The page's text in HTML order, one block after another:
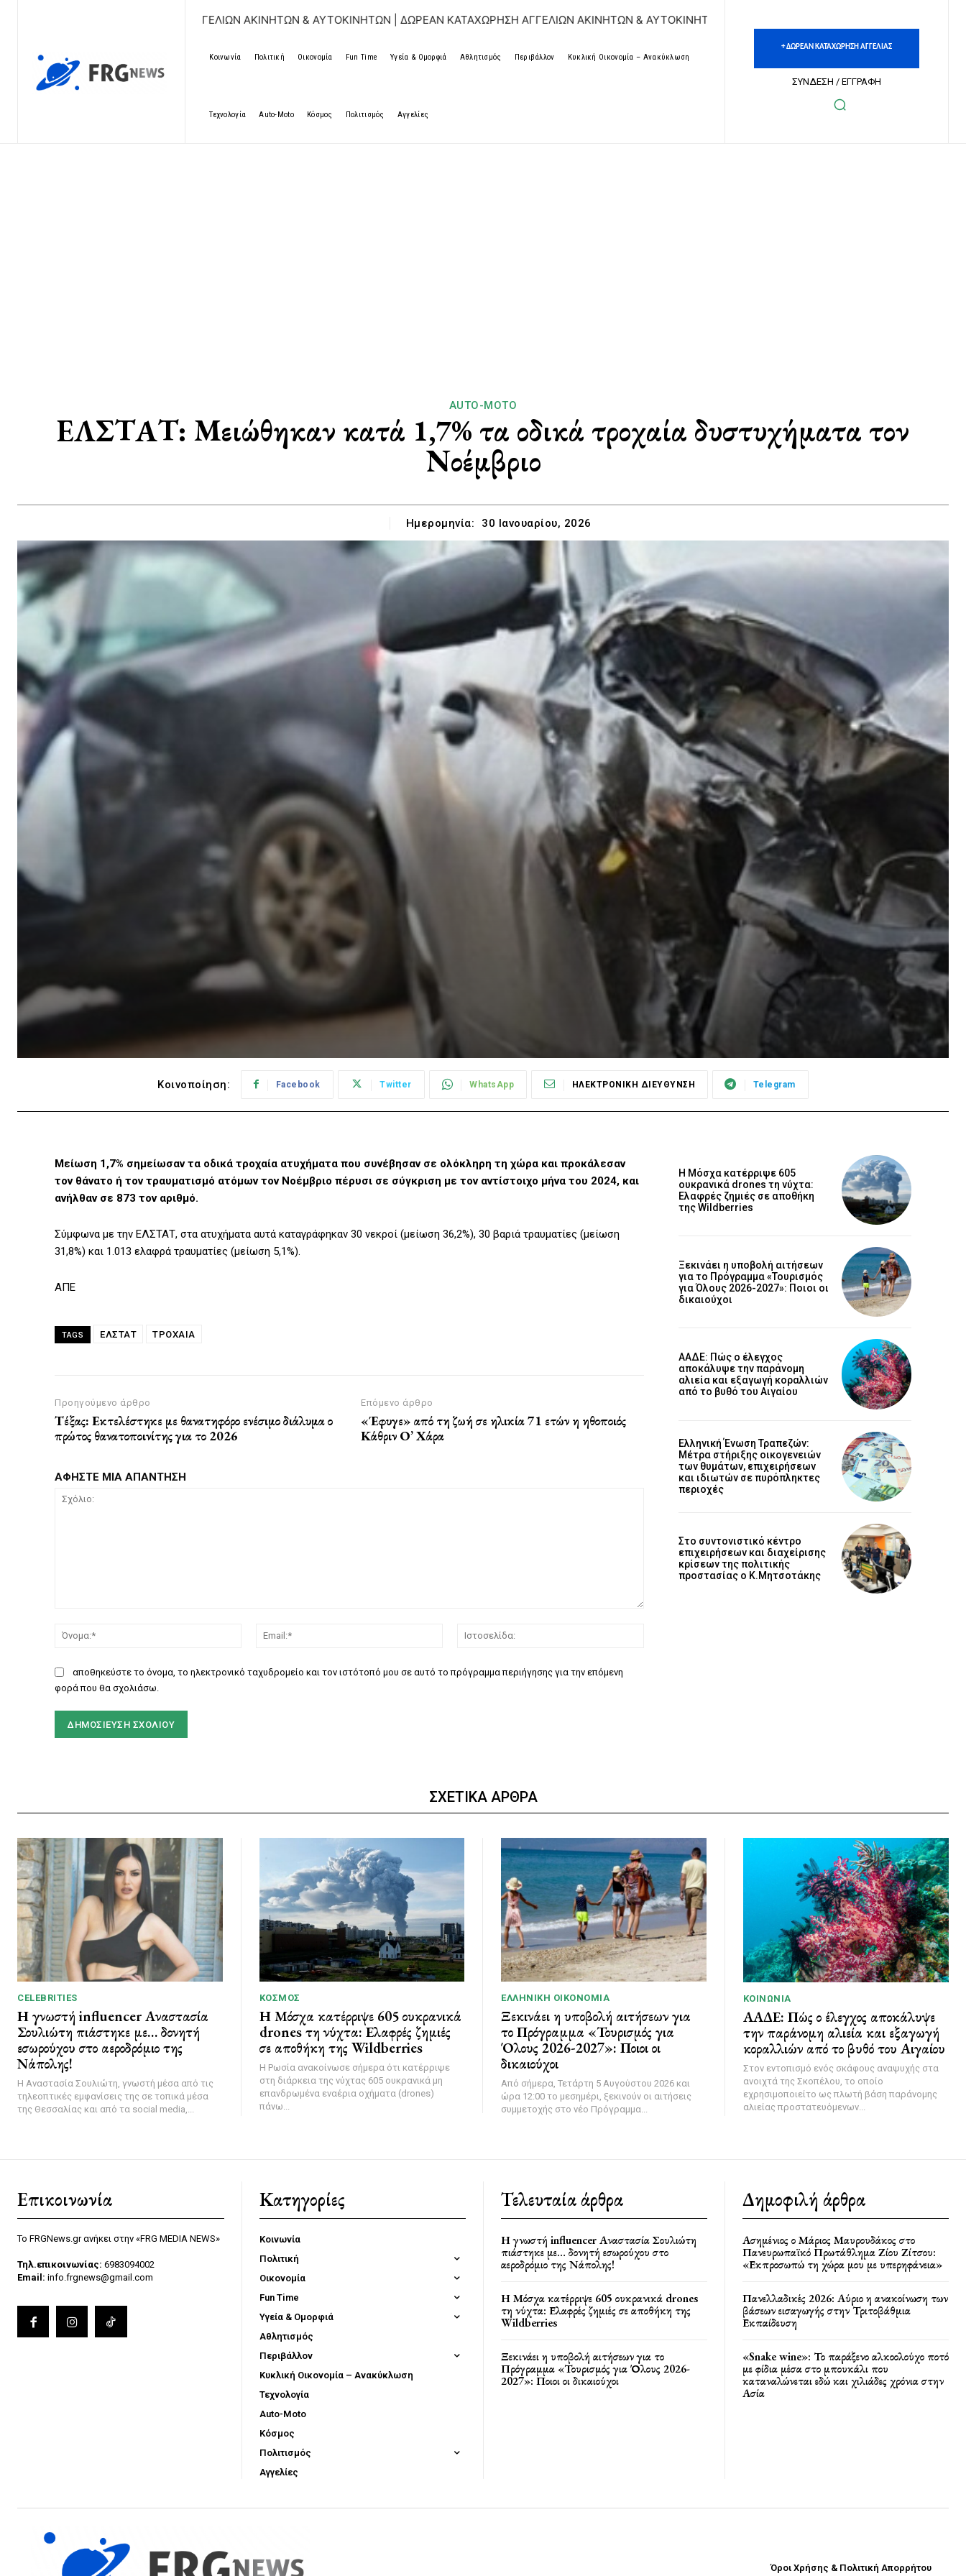
ΔΩΡΕΑΝ ΚΑΤΑΧΩΡΗΣΗ ΑΓΓΕΛΙΩΝ ΑΚΙΝΗΤΩΝ & ΑΥΤΟΚΙΝΗΤΩΝ | ΔΩΡΕΑΝ ΚΑΤΑΧΩΡΗΣΗ ΑΓΓΕΛΙΩΝ ΑΚΙΝΗΤΩΝ & ΑΥΤΟΚΙΝΗΤΩΝ | ΔΩΡΕΑΝ ΚΑΤΑΧΩΡΗΣΗ ΑΓΓΕΛΙΩΝ ΑΚΙΝΗΤΩΝ &
Κοινωνία Πολιτική Οικονομία Fun Time Υγεία & Ομορφιά Αθλητισμός Περιβάλλον Κυκλική Οικονομία – Ανακύκλωση
Τεχνολογία Auto-Moto Κόσμος Πολιτισμός Αγγελίες
+ ΔΩΡΕΑΝ ΚΑΤΑΧΩΡΗΣΗ ΑΓΓΕΛΙΑΣ
ΣΥΝΔΕΣΗ / ΕΓΓΡΑΦΗ
AUTO-MOTO
ΕΛΣΤΑΤ: Μειώθηκαν κατά 1,7% τα οδικά τροχαία δυστυχήματα τον
Νοέμβριο
Ημερομηνία: 30 Ιανουαρίου, 2026
Κοινοποίηση: Facebook Twitter WhatsApp ΗΛΕΚΤΡΟΝΙΚΗ ΔΙΕΥΘΥΝΣΗ Telegram
Μείωση 1,7% σημείωσαν τα οδικά τροχαία ατυχήματα που συνέβησαν σε ολόκληρη τη χώρα και προκάλεσαν
τον θάνατο ή τον τραυματισμό ατόμων τον Νοέμβριο πέρυσι σε σύγκριση με τον αντίστοιχο μήνα του 2024, και
ανήλθαν σε 873 τον αριθμό.
Σύμφωνα με την ΕΛΣΤΑΤ, στα ατυχήματα αυτά καταγράφηκαν 30 νεκροί (μείωση 36,2%), 30 βαριά τραυματίες (μείωση
31,8%) και 1.013 ελαφρά τραυματίες (μείωση 5,1%).
ΑΠΕ
TAGS ΕΛΣΤΑΤ ΤΡΟΧΑΙΑ
Προηγούμενο άρθρο
Τέξας: Εκτελέστηκε με θανατηφόρο ενέσιμο διάλυμα ο
πρώτος θανατοποινίτης για το 2026
Επόμενο άρθρο
«Έφυγε» από τη ζωή σε ηλικία 71 ετών η ηθοποιός
Κάθριν Ο’ Χάρα
ΑΦΗΣΤΕ ΜΙΑ ΑΠΑΝΤΗΣΗ
Όνομα:*
Email:*
αποθηκεύστε το όνομα, το ηλεκτρονικό ταχυδρομείο και τον ιστότοπό μου σε αυτό το πρόγραμμα περιήγησης για την επόμενη
φορά που θα σχολιάσω.
Η Μόσχα κατέρριψε 605
ουκρανικά drones τη νύχτα:
Ελαφρές ζημιές σε αποθήκη
της Wildberries
Ξεκινάει η υποβολή αιτήσεων
για το Πρόγραμμα «Τουρισμός
για Όλους 2026-2027»: Ποιοι οι
δικαιούχοι
ΑΑΔΕ: Πώς ο έλεγχος
αποκάλυψε την παράνομη
αλιεία και εξαγωγή κοραλλιών
από το βυθό του Αιγαίου
Ελληνική Ένωση Τραπεζών:
Μέτρα στήριξης οικογενειών
των θυμάτων, επιχειρήσεων
και ιδιωτών σε πυρόπληκτες
περιοχές
Στο συντονιστικό κέντρο
επιχειρήσεων και διαχείρισης
κρίσεων της πολιτικής
προστασίας ο Κ.Μητσοτάκης
ΣΧΕΤΙΚΑ ΑΡΘΡΑ
CELEBRITIES
Η γνωστή influencer Αναστασία
Σουλιώτη πιάστηκε με… δονητή
εσωρούχου στο αεροδρόμιο της
Νάπολης!
Η Αναστασία Σουλιώτη, γνωστή μέσα από τις
τηλεοπτικές εμφανίσεις της σε τοπικά μέσα
της Θεσσαλίας και από τα social media,...
ΚΌΣΜΟΣ
Η Μόσχα κατέρριψε 605 ουκρανικά
drones τη νύχτα: Ελαφρές ζημιές
σε αποθήκη της Wildberries
Η Ρωσία ανακοίνωσε σήμερα ότι κατέρριψε
στη διάρκεια της νύχτας 605 ουκρανικά μη
επανδρωμένα εναέρια οχήματα (drones)
πάνω...
ΕΛΛΗΝΙΚΉ ΟΙΚΟΝΟΜΊΑ
Ξεκινάει η υποβολή αιτήσεων για
το Πρόγραμμα «Τουρισμός για
Όλους 2026-2027»: Ποιοι οι
δικαιούχοι
Από σήμερα, Τετάρτη 5 Αυγούστου 2026 και
ώρα 12:00 το μεσημέρι, ξεκινούν οι αιτήσεις
συμμετοχής στο νέο Πρόγραμμα...
ΚΟΙΝΩΝΊΑ
ΑΑΔΕ: Πώς ο έλεγχος αποκάλυψε
την παράνομη αλιεία και εξαγωγή
κοραλλιών από το βυθό του Αιγαίου
Στον εντοπισμό ενός σκάφους αναψυχής στα
ανοιχτά της Σκοπέλου, το οποίο
εχρησιμοποιείτο ως πλωτή βάση παράνομης
αλιείας προστατευόμενων...
Επικοινωνία
Το FRGNews.gr ανήκει στην «FRG MEDIA NEWS»
Τηλ.επικοινωνίας: 6983094002
Email: info.frgnews@gmail.com
Κατηγορίες
Κοινωνία
Πολιτική
Οικονομία
Fun Time
Υγεία & Ομορφιά
Αθλητισμός
Περιβάλλον
Κυκλική Οικονομία – Ανακύκλωση
Τεχνολογία
Auto-Moto
Κόσμος
Πολιτισμός
Αγγελίες
Τελευταία άρθρα
Η γνωστή influencer Αναστασία Σουλιώτη
πιάστηκε με… δονητή εσωρούχου στο
αεροδρόμιο της Νάπολης!
Η Μόσχα κατέρριψε 605 ουκρανικά drones
τη νύχτα: Ελαφρές ζημιές σε αποθήκη της
Wildberries
Ξεκινάει η υποβολή αιτήσεων για το
Πρόγραμμα «Τουρισμός για Όλους 2026-
2027»: Ποιοι οι δικαιούχοι
Δημοφιλή άρθρα
Ασημένιος ο Μάριος Μαυρουδάκος στο
Πανευρωπαϊκό Πρωτάθλημα Ζίου Ζίτσου:
«Εκπροσωπώ τη χώρα μου με υπερηφάνεια»
Πανελλαδικές 2026: Αύριο η ανακοίνωση των
βάσεων εισαγωγής στην Τριτοβάθμια
Εκπαίδευση
«Snake wine»: Το παράξενο αλκοολούχο ποτό
με φίδια μέσα στο μπουκάλι που
καταναλώνεται εδώ και χιλιάδες χρόνια στην
Ασία
Όροι Χρήσης & Πολιτική Απορρήτου